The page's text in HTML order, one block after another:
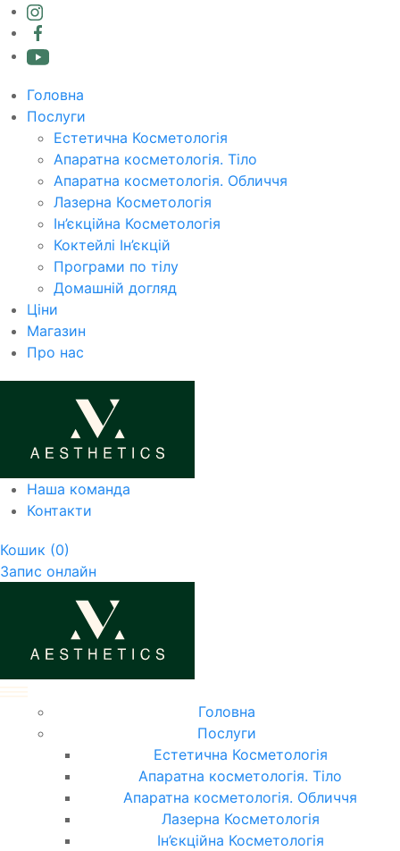
Головна
Послуги
Естетична Косметологія
Апаратна косметологія. Тіло
Апаратна косметологія. Обличчя
Лазерна Косметологія
Ін’єкційна Косметологія
Коктейлі Ін’єкцій
Програми по тілу
Домашній догляд
Ціни
Магазин
Про нас
Наша команда
Контакти
Кошик (0)
Запис онлайн
Головна
Послуги
Естетична Косметологія
Апаратна косметологія. Тіло
Апаратна косметологія. Обличчя
Лазерна Косметологія
Ін’єкційна Косметологія